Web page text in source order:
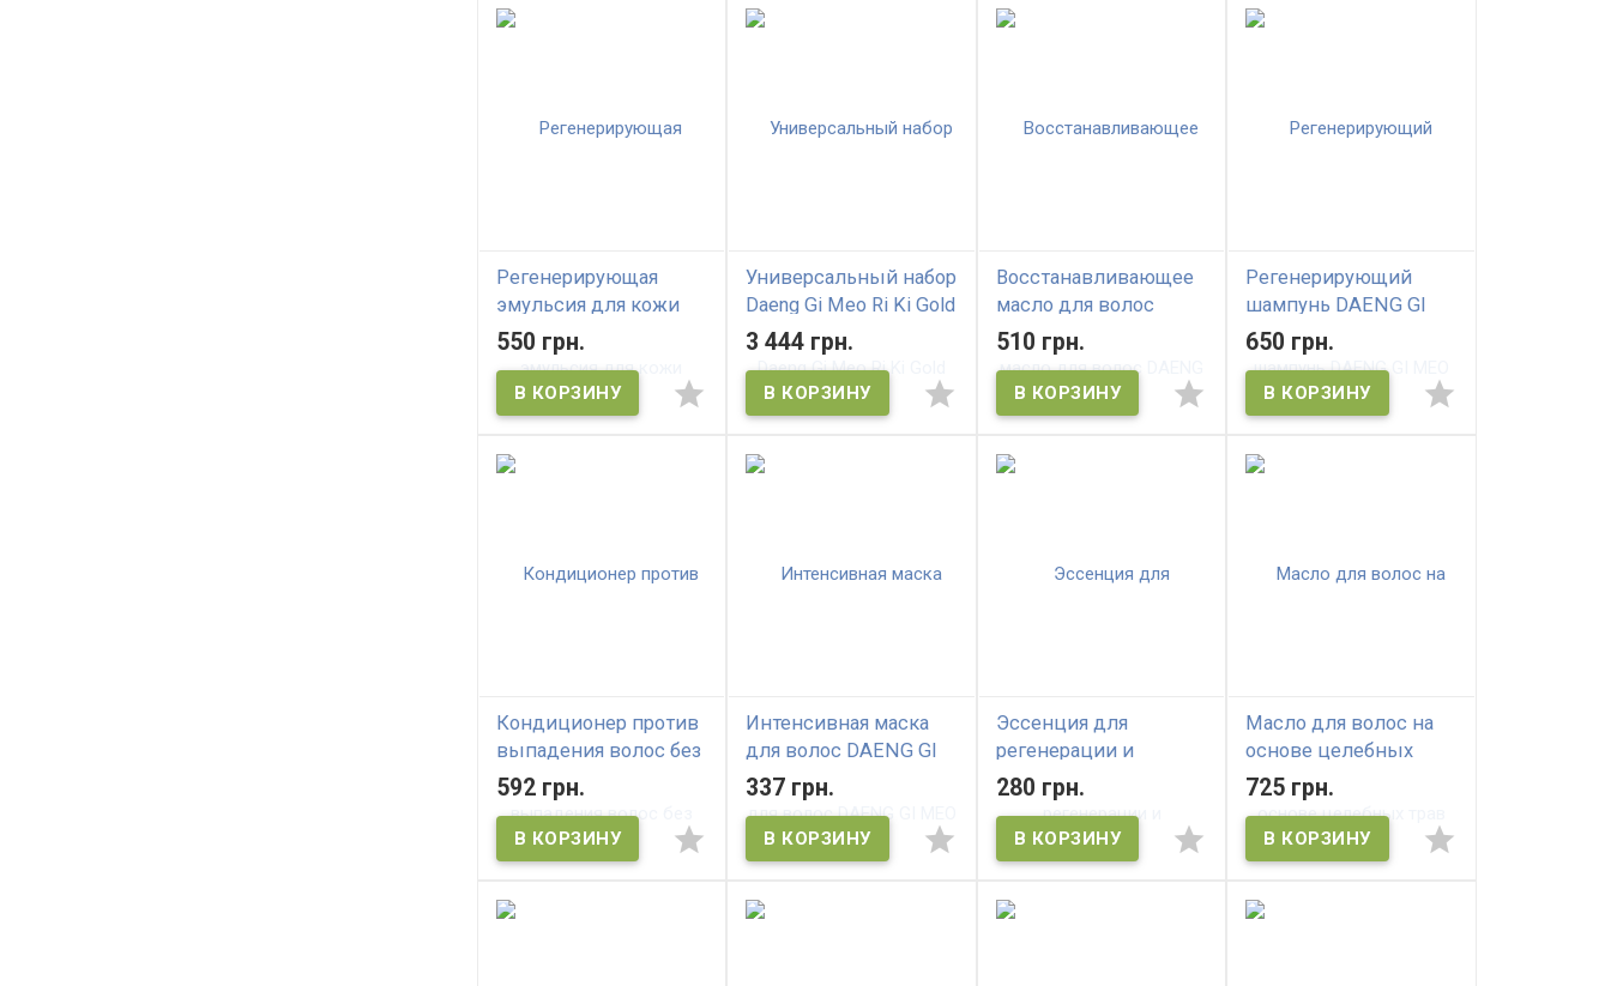
Регенерирующая
эмульсия для кожи
головы против
выпадения волос
DAENG GI MEO RI
550 грн.
Универсальный набор
Daeng Gi Meo Ri Ki Gold
Premium Hair Care Set
3 444 грн.
Восстанавливающее
масло для волос
DAENG GI MEO RI
Yellow Blossom Hair Oil
Serum
510 грн.
Регенерирующий
шампунь DAENG GI
MEO RI Vitalizing
Shampoo
Восстанавлиющий шампунь
(без индивидуальной
MEO RI Vitalizing Shampoo
650 грн.
Кондиционер против
выпадения волос без
сульфатов DAENG GI
MEORI Yellow Blossom
Treatment
592 грн.
Интенсивная маска
для волос DAENG GI
MEO RI Yellow Blossom
Intensive Hair Mask
337 грн.
Эссенция для
регенерации и
увлажнения волос
Daeng Gi Meo Ri
Vitalizing Hair Essence
280 грн.
Масло для волос на
основе целебных
трав Daeng Gi Meo Ri
Professional Herbal
therapy essence oil
725 грн.